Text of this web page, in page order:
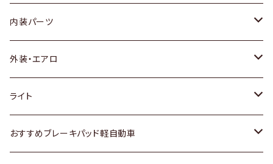
内装パーツ
トヨタ
ホンダ
スズキ
外装・エアロ
トヨタ
ホンダ
ライト
トヨタ
おすすめブレーキパッド軽自動車